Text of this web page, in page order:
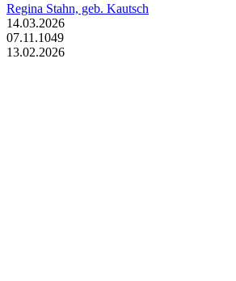
Regina Stahn, geb. Kautsch
14.03.2026
07.11.1049
13.02.2026